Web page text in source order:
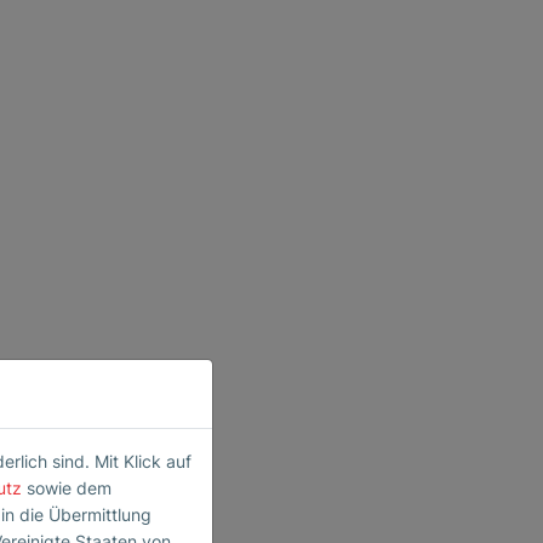
sind. Mit Klick auf
sowie dem
die Übermittlung